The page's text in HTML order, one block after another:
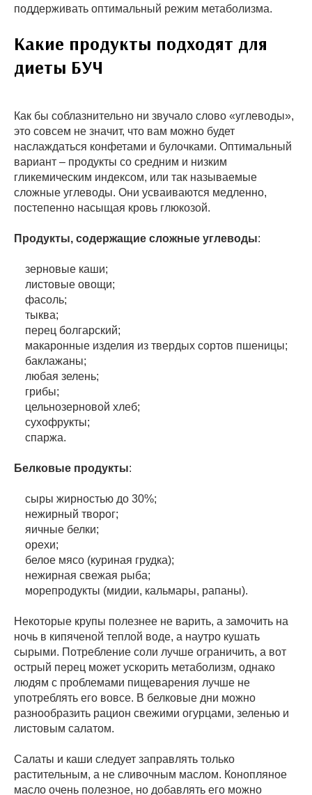
поддерживать оптимальный режим метаболизма.
Какие продукты подходят для
диеты БУЧ
Как бы соблазнительно ни звучало слово «углеводы»,
это совсем не значит, что вам можно будет
наслаждаться конфетами и булочками. Оптимальный
вариант – продукты со средним и низким
гликемическим индексом, или так называемые
сложные углеводы. Они усваиваются медленно,
постепенно насыщая кровь глюкозой.
Продукты, содержащие сложные углеводы:
зерновые каши;
листовые овощи;
фасоль;
тыква;
перец болгарский;
макаронные изделия из твердых сортов пшеницы;
баклажаны;
любая зелень;
грибы;
цельнозерновой хлеб;
сухофрукты;
спаржа.
Белковые продукты:
сыры жирностью до 30%;
нежирный творог;
яичные белки;
орехи;
белое мясо (куриная грудка);
нежирная свежая рыба;
морепродукты (мидии, кальмары, рапаны).
Некоторые крупы полезнее не варить, а замочить на
ночь в кипяченой теплой воде, а наутро кушать
сырыми. Потребление соли лучше ограничить, а вот
острый перец может ускорить метаболизм, однако
людям с проблемами пищеварения лучше не
употреблять его вовсе. В белковые дни можно
разнообразить рацион свежими огурцами, зеленью и
листовым салатом.
Салаты и каши следует заправлять только
растительным, а не сливочным маслом. Конопляное
масло очень полезное, но добавлять его можно